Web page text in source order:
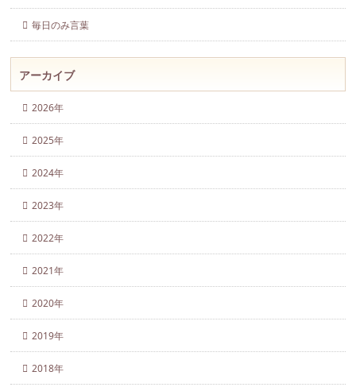
毎日のみ言葉
アーカイブ
2026年
2025年
2024年
2023年
2022年
2021年
2020年
2019年
2018年